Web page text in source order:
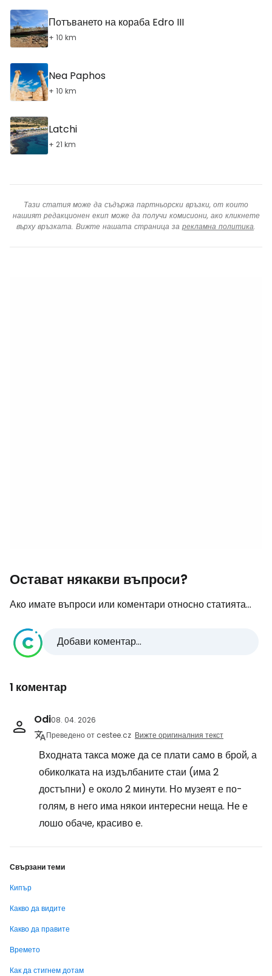
Потъването на кораба Edro III
+ 10 km
Nea Paphos
+ 10 km
Latchi
+ 21 km
Тази статия може да съдържа партньорски връзки, от които
нашият редакционен екип може да получи комисиони, ако кликнете
върху връзката. Вижте нашата страница за рекламна политика.
Остават някакви въпроси?
Ако имате въпроси или коментари относно статията...
Добави коментар...
1 коментар
Odi08. 04. 2026
Преведено от cestee.cz Вижте оригиналния текст
Входната такса може да се плати само в брой, а
обиколката на издълбаните стаи (има 2
достъпни) е около 2 минути. Но музеят е по-
голям, в него има някои интересни неща. Не е
лошо обаче, красиво е.
Свързани теми
Кипър
Какво да видите
Какво да правите
Времето
Как да стигнем дотам